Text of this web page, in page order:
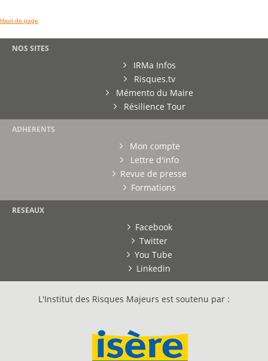
Haut de page
NOS SITES
IRMa Infos
Risques.tv
Mémento du Maire
Résilience Tour
ADHERENTS
Mon compte
Lettre d'info
Revue de presse
Formations
RESEAUX
Facebook
Twitter
You Tube
Linkedin
L'Institut des Risques Majeurs est soutenu par :